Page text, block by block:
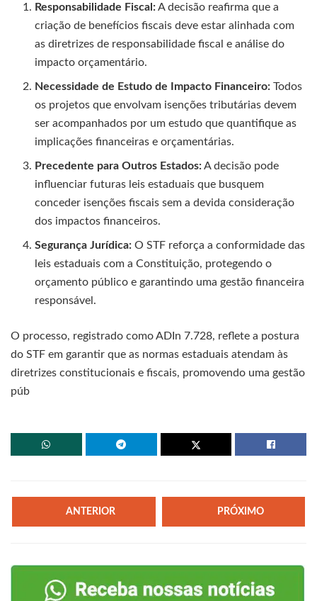
Responsabilidade Fiscal:A decisão reafirma que a
criação de benefícios fiscais deve estar alinhada com
as diretrizes de responsabilidade fiscal e análise do
impacto orçamentário.
Necessidade de Estudo de Impacto Financeiro: Todos
os projetos que envolvam isenções tributárias devem
ser acompanhados por um estudo que quantifique as
implicações financeiras e orçamentárias.
Precedente para Outros Estados:A decisão pode
influenciar futuras leis estaduais que busquem
conceder isenções fiscais sem a devida consideração
dos impactos financeiros.
Segurança Jurídica: O STF reforça a conformidade das
leis estaduais com a Constituição, protegendo o
orçamento público e garantindo uma gestão financeira
responsável.
O processo, registrado como ADIn 7.728, reflete a postura
do STF em garantir que as normas estaduais atendam às
diretrizes constitucionais e fiscais, promovendo uma gestão
púb
ANTERIOR PRÓXIMO